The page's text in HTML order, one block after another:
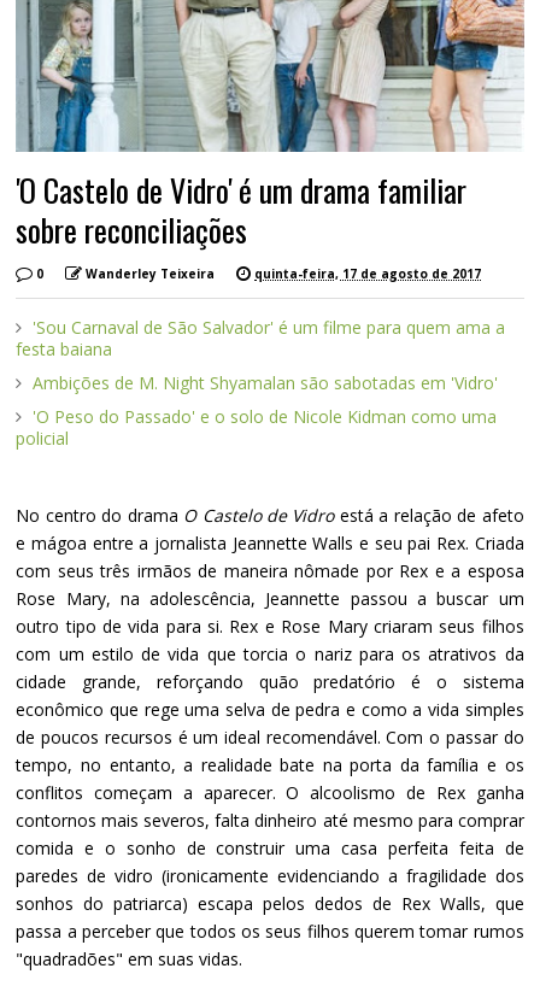
'O Castelo de Vidro' é um drama familiar
sobre reconciliações
0 Wanderley Teixeira quinta-feira, 17 de agosto de 2017
'Sou Carnaval de São Salvador' é um filme para quem ama a
festa baiana
Ambições de M. Night Shyamalan são sabotadas em 'Vidro'
'O Peso do Passado' e o solo de Nicole Kidman como uma
policial
No centro do drama O Castelo de Vidro está a relação de afeto
e mágoa entre a jornalista Jeannette Walls e seu pai Rex. Criada
com seus três irmãos de maneira nômade por Rex e a esposa
Rose Mary, na adolescência, Jeannette passou a buscar um
outro tipo de vida para si. Rex e Rose Mary criaram seus filhos
com um estilo de vida que torcia o nariz para os atrativos da
cidade grande, reforçando quão predatório é o sistema
econômico que rege uma selva de pedra e como a vida simples
de poucos recursos é um ideal recomendável. Com o passar do
tempo, no entanto, a realidade bate na porta da família e os
conflitos começam a aparecer. O alcoolismo de Rex ganha
contornos mais severos, falta dinheiro até mesmo para comprar
comida e o sonho de construir uma casa perfeita feita de
paredes de vidro (ironicamente evidenciando a fragilidade dos
sonhos do patriarca) escapa pelos dedos de Rex Walls, que
passa a perceber que todos os seus filhos querem tomar rumos
"quadradões" em suas vidas.